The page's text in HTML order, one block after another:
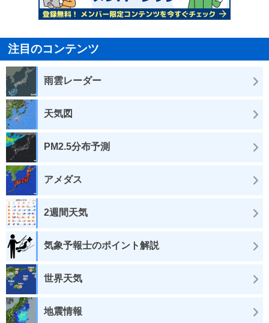
注目のコンテンツ
雨雲レーダー
天気図
PM2.5分布予測
アメダス
2週間天気
気象予報士のポイント解説
世界天気
地震情報